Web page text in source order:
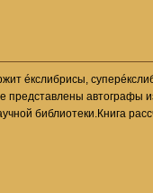
éкслибрисы,
автографы
библиотеки.Книга